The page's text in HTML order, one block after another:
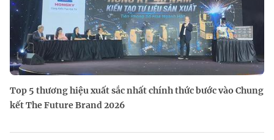
Top 5 thương hiệu xuất sắc nhất chính thức bước vào Chung
kết The Future Brand 2026